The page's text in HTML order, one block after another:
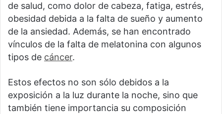
de salud, como dolor de cabeza, fatiga, estrés,
obesidad debida a la falta de sueño y aumento
de la ansiedad. Además, se han encontrado
vínculos de la falta de melatonina con algunos
tipos de cáncer.
Estos efectos no son sólo debidos a la
exposición a la luz durante la noche, sino que
también tiene importancia su composición